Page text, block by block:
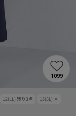
12(LL) 残り 3点 15(3L) ×
1099